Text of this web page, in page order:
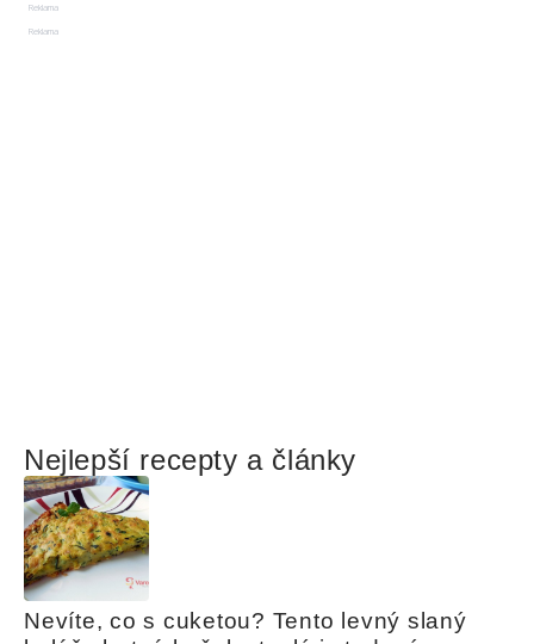
Reklama
Reklama
Nejlepší recepty a články
Nevíte, co s cuketou? Tento levný slaný